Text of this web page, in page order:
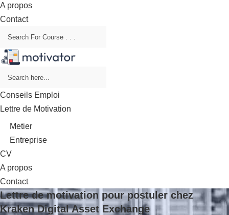
A propos
Contact
Conseils Emploi
Lettre de Motivation
Metier
Entreprise
CV
A propos
Contact
Lettre de motivation pour postuler chez
Kraken Digital Asset Exchange